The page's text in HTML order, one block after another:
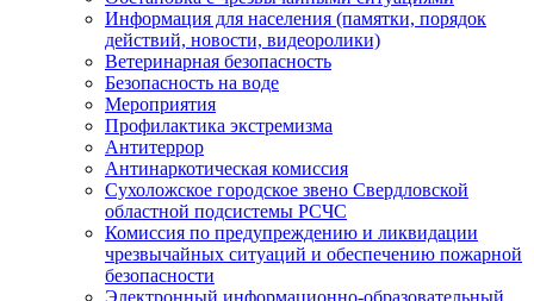
Информация для населения (памятки, порядок
действий, новости, видеоролики)
Ветеринарная безопасность
Безопасность на воде
Мероприятия
Профилактика экстремизма
Антитеррор
Антинаркотическая комиссия
Сухоложское городское звено Свердловской
областной подсистемы РСЧС
Комиссия по предупреждению и ликвидации
чрезвычайных ситуаций и обеспечению пожарной
безопасности
Электронный информационно-образовательный